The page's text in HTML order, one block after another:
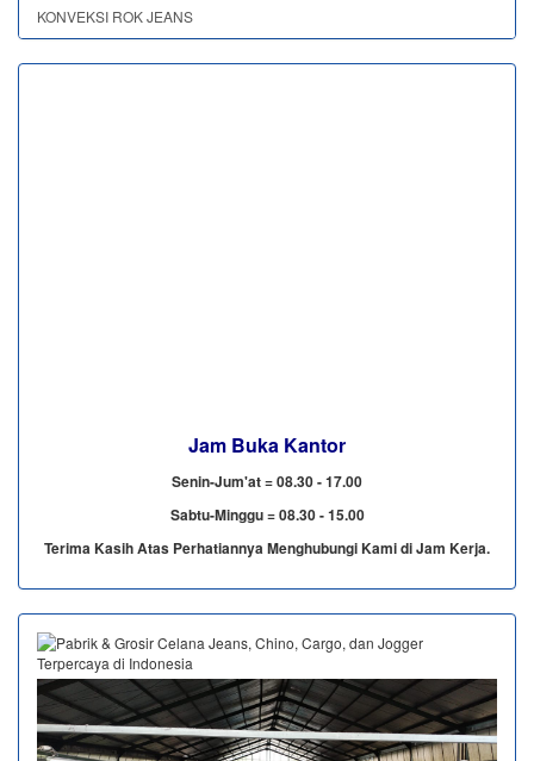
KONVEKSI ROK JEANS
Jam Buka Kantor
Senin-Jum'at = 08.30 - 17.00
Sabtu-Minggu = 08.30 - 15.00
Terima Kasih Atas Perhatiannya Menghubungi Kami di Jam Kerja.